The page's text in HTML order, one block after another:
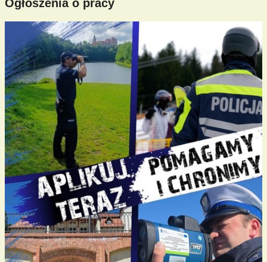
Ogłoszenia o pracy